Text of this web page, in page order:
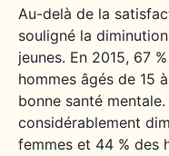
Au-delà de la
souligné la
jeunes. En 2015, 67
hommes âgés de 15
bonne santé
considérablement
femmes et 44 % des